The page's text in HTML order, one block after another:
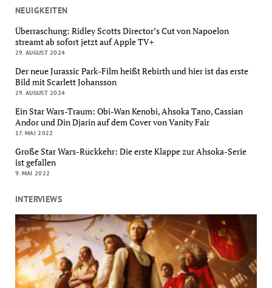
NEUIGKEITEN
Überraschung: Ridley Scotts Director’s Cut von Napoelon
streamt ab sofort jetzt auf Apple TV+
29. AUGUST 2024
Der neue Jurassic Park-Film heißt Rebirth und hier ist das erste
Bild mit Scarlett Johansson
29. AUGUST 2024
Ein Star Wars-Traum: Obi-Wan Kenobi, Ahsoka Tano, Cassian
Andor und Din Djarin auf dem Cover von Vanity Fair
17. MAI 2022
Große Star Wars-Rückkehr: Die erste Klappe zur Ahsoka-Serie
ist gefallen
9. MAI 2022
INTERVIEWS